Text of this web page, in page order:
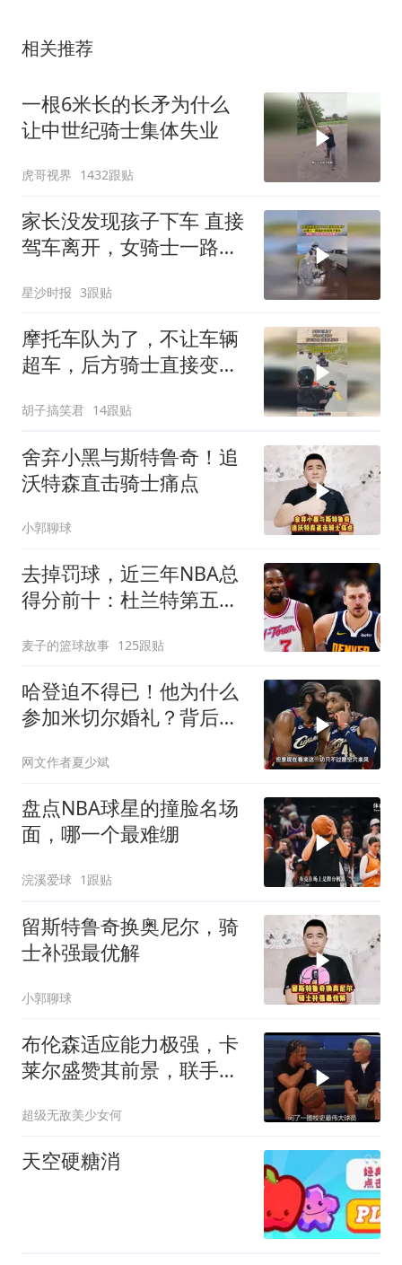
相关推荐
一根6米长的长矛为什么
让中世纪骑士集体失业
虎哥视界 1432跟贴
家长没发现孩子下车 直接
驾车离开，女骑士一路追
这父母也太大意了
星沙时报 3跟贴
摩托车队为了，不让车辆
超车，后方骑士直接变道
胡子搞笑君 14跟贴
舍弃小黑与斯特鲁奇！追
沃特森直击骑士痛点
小郭聊球
去掉罚球，近三年NBA总
得分前十：杜兰特第五，
呢？
麦子的篮球故事 125跟贴
哈登迫不得已！他为什么
参加米切尔婚礼？背后的
网文作者夏少斌
盘点NBA球星的撞脸名场
面，哪一个最难绷
浣溪爱球 1跟贴
留斯特鲁奇换奥尼尔，骑
士补强最优解
小郭聊球
布伦森适应能力极强，卡
莱尔盛赞其前景，联手东
超级无敌美少女何
天空硬糖消